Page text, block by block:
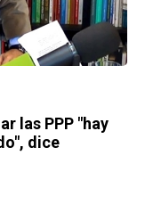
las PPP "hay
dice